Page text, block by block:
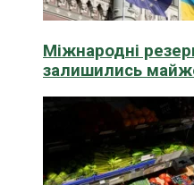
Міжнародні
залишились